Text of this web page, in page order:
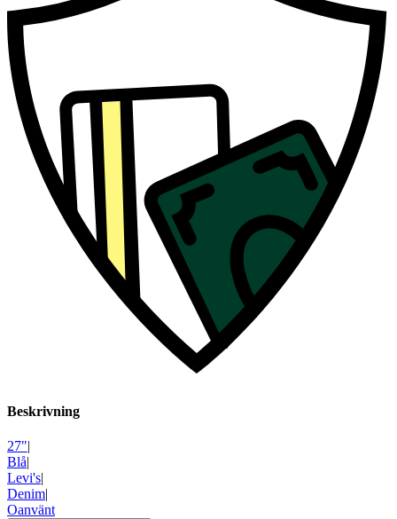
Beskrivning
27"|
Blå|
Levi's|
Denim|
Oanvänt